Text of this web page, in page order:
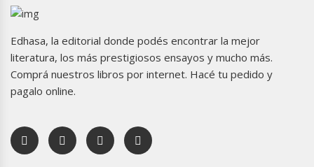
Edhasa, la editorial donde podés encontrar la mejor
literatura, los más prestigiosos ensayos y mucho más.
Comprá nuestros libros por internet. Hacé tu pedido y
pagalo online.